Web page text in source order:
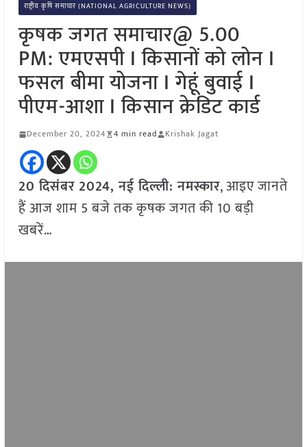
राष्ट्रीय कृषि समाचार (NATIONAL AGRICULTURE NEWS)
कृषक जगत समाचार@ 5.00
PM: एमएसपी I किसानों को लोन I
फसल बीमा योजना I गेहूं बुवाई I
पीएम-आशा I किसान क्रेडिट कार्ड
December 20, 2024 4 min read Krishak Jagat
20 दिसंबर 2024, नई दिल्ली: नमस्कार, आइए जानते
हैं आज शाम 5 बजे तक कृषक जगत की 10 बड़ी
खबरें…